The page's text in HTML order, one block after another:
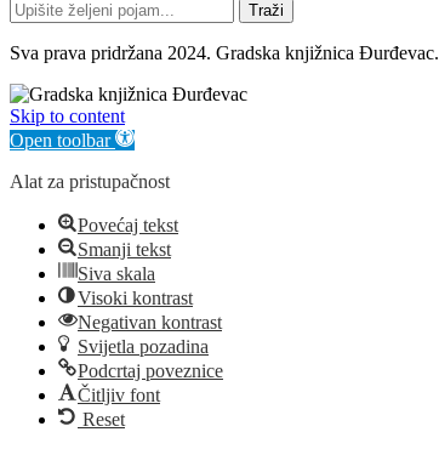
Traži
Sva prava pridržana 2024. Gradska knjižnica Đurđevac.
Skip to content
Open toolbar
Alat za pristupačnost
Povećaj tekst
Smanji tekst
Siva skala
Visoki kontrast
Negativan kontrast
Svijetla pozadina
Podcrtaj poveznice
Čitljiv font
Reset